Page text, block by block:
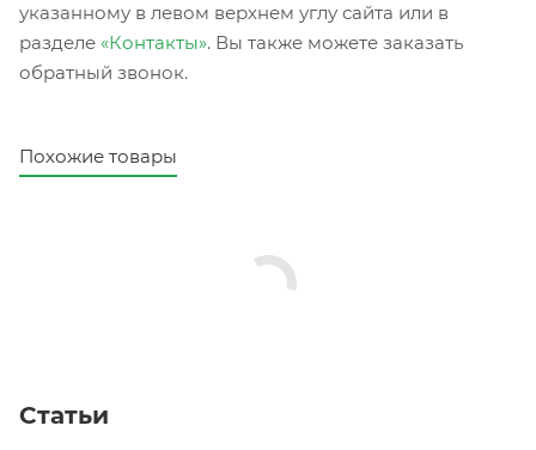
указанному в левом верхнем углу сайта или в
разделе «Контакты». Вы также можете заказать
обратный звонок.
Похожие товары
Статьи